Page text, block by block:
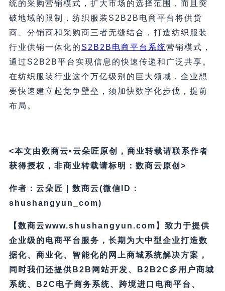
统的采购营销模式，扩大市场的选择范围，而且突
破地域的限制，纺织服装S2B2B电商平台将供货
商、分销商和采购商三者无缝结合，打造纺织服装
行业供销一体化的 S2B2B电商平台系统营销模式，
通过S2B2B平台实现信息的快速传递和广泛共享。
在纺织服装行业这个万亿级别的巨大领域，企业想
要快速建立起竞争壁垒，须加快数字化步伐，提前
布局。
<本文由数商云•云朵匠原创，商业转载请联系作者
获得授权，非商业转载请标明：数商云原创>
作者：云朵匠 | 数商云(微信ID：
shushangyun_com)
【数商云www.shushangyun.com】致力于提供
企业级的电商平台服务，长期为大中型企业打造数
据化、商业化、智能化的网上商城系统解决方案，
同时我们还提供B2B网站开发、B2B2C多用户商城
系统、B2C电子商务系统、跨境进口电商平台、